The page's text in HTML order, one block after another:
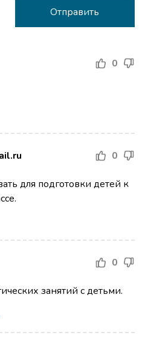
0
0
для подготовки детей к
0
занятий с детьми.